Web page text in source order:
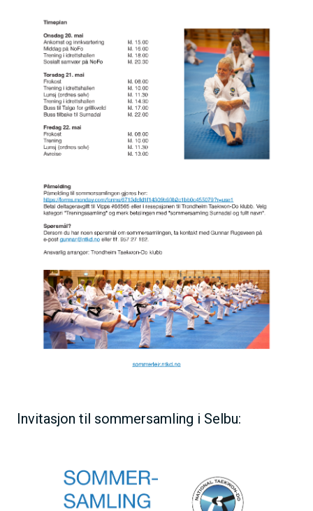
Invitasjon til sommersamling i Selbu: